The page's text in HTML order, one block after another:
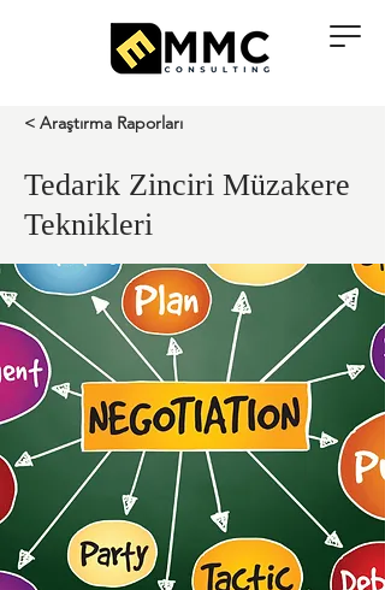
< Araştırma Raporları
Tedarik Zinciri Müzakere
Teknikleri